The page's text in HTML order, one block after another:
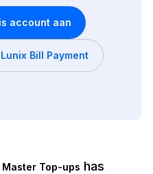
account aan
Bill Payment
Master Top-ups has